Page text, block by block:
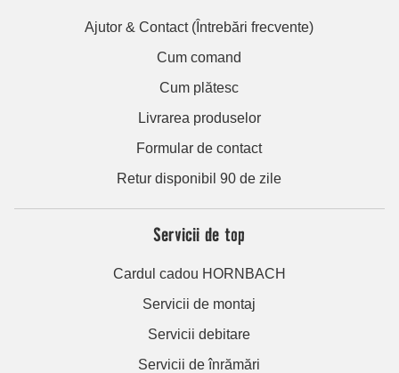
Ajutor & Contact (Întrebări frecvente)
Cum comand
Cum plătesc
Livrarea produselor
Formular de contact
Retur disponibil 90 de zile
Servicii de top
Cardul cadou HORNBACH
Servicii de montaj
Servicii debitare
Servicii de înrămări